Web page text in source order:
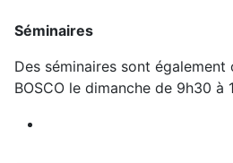
Séminaires
Des séminaires sont également
BOSCO le dimanche de 9h30